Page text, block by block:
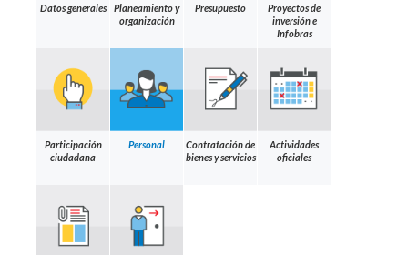
Datos generales
Planeamiento y
organización
Presupuesto
Proyectos de
inversión e
Infobras
Participación
ciudadana
Personal
Contratación de
bienes y servicios
Actividades
oficiales